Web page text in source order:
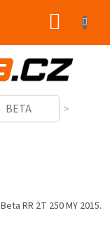
BETA
RR 2T 250 MY 2015.